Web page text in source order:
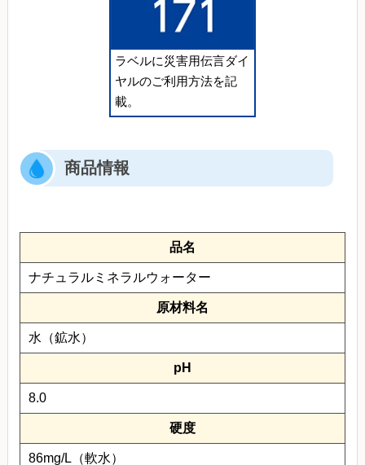
ラベルに災害用伝言ダイ
ヤルのご利用方法を記
載。
商品情報
品名
ナチュラルミネラルウォーター
原材料名
水（鉱水）
pH
8.0
硬度
86mg/L（軟水）